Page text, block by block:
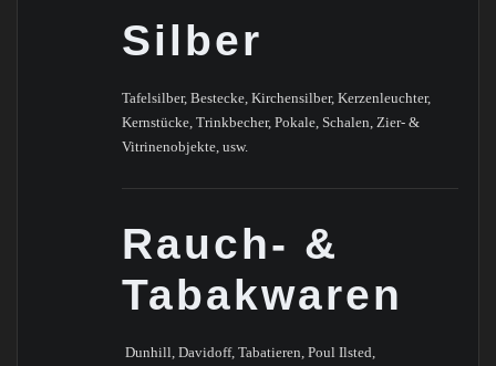
Silber
Tafelsilber, Bestecke, Kirchensilber, Kerzenleuchter,
Kernstücke, Trinkbecher, Pokale, Schalen, Zier- &
Vitrinenobjekte, usw.
Rauch- &
Tabakwaren
Dunhill, Davidoff, Tabatieren, Poul Ilsted,